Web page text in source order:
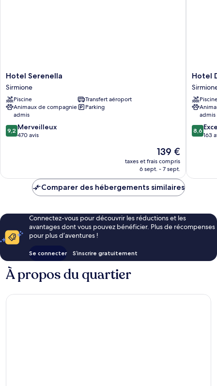
Hotel
Serenella
Sirmione
Hotel Serenella
Sirmione
Piscine
Transfert aéroport
Animaux de compagnie
admis
Parking
9.2
sur
9,2 Merveilleux
470 avis
Le
nouveau
prix
de
139 €
taxes et frais compris
6 sept. - 7 sept.
Hotel
Désirée
by
Double
Hotel
admis
8.6
sur
8,6
163
Comparer des hébergements similaires
Connectez-vous pour découvrir les réductions et les
avantages dont vous pouvez bénéficier. Plus de récompenses
pour plus d’aventures !
Se connecter S’inscrire gratuitement
À propos du quartier